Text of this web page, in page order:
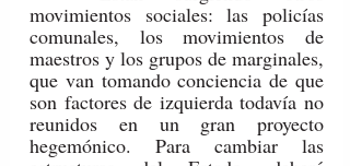
movimientos sociales: las policías
comunales, los movimientos de
maestros y los grupos de marginales,
que van tomando conciencia de que
son factores de izquierda todavía no
reunidos en un gran proyecto
hegemónico. Para cambiar las